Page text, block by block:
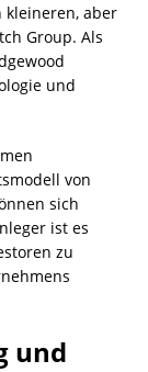
kleineren, aber
Group. Als
und
von
sich
ist es
zu
und